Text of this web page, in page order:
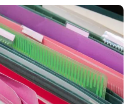
de processos
de contratos, para escritórios